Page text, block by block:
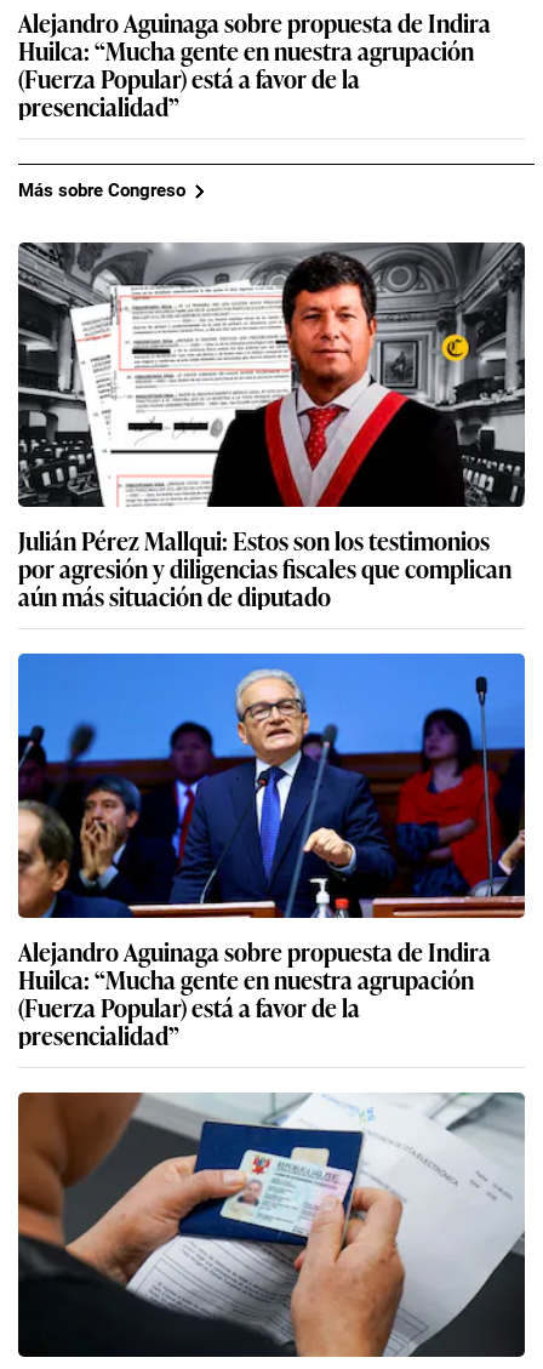
Alejandro Aguinaga sobre propuesta de Indira
Huilca: “Mucha gente en nuestra agrupación
(Fuerza Popular) está a favor de la
presencialidad”
Más sobre Congreso
Julián Pérez Mallqui: Estos son los testimonios
por agresión y diligencias fiscales que complican
aún más situación de diputado
Alejandro Aguinaga sobre propuesta de Indira
Huilca: “Mucha gente en nuestra agrupación
(Fuerza Popular) está a favor de la
presencialidad”